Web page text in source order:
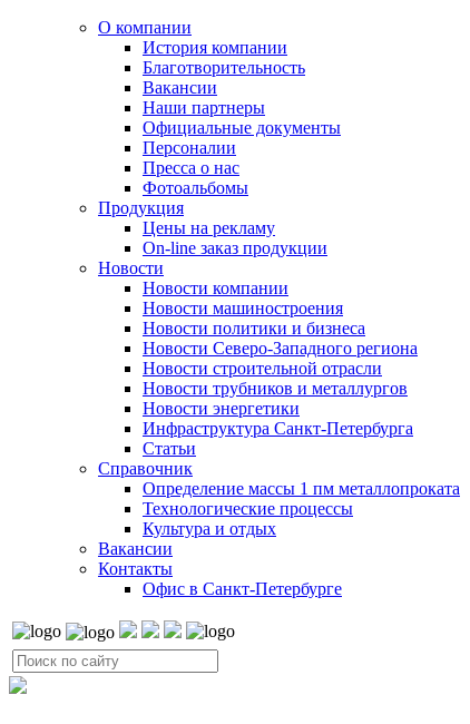
О компании
История компании
Благотворительность
Вакансии
Наши партнеры
Официальные документы
Персоналии
Пресса о нас
Фотоальбомы
Продукция
Цены на рекламу
On-line заказ продукции
Новости
Новости компании
Новости машиностроения
Новости политики и бизнеса
Новости Северо-Западного региона
Новости строительной отрасли
Новости трубников и металлургов
Новости энергетики
Инфраструктура Санкт-Петербурга
Статьи
Справочник
Определение массы 1 пм металлопроката
Технологические процессы
Культура и отдых
Вакансии
Контакты
Офис в Санкт-Петербурге